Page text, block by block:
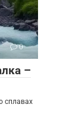
0
–
сплавах